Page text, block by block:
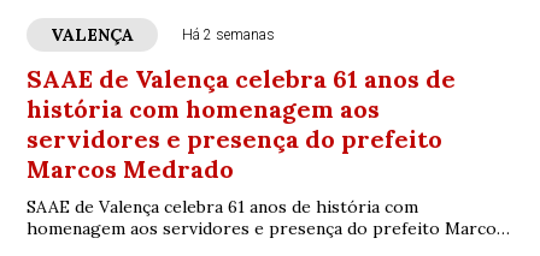
VALENÇA Há 2 semanas
SAAE de Valença celebra 61 anos de
história com homenagem aos
servidores e presença do prefeito
Marcos Medrado
SAAE de Valença celebra 61 anos de história com
homenagem aos servidores e presença do prefeito Marcos